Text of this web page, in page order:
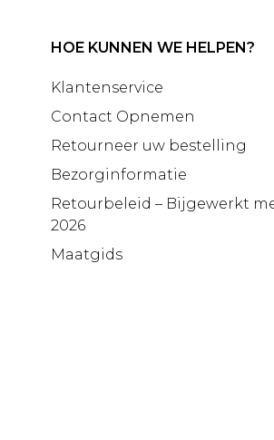
HOE KUNNEN WE HELPEN?
Klantenservice
Contact Opnemen
Retourneer uw bestelling
Bezorginformatie
Retourbeleid – Bijgewerkt
2026
Maatgids